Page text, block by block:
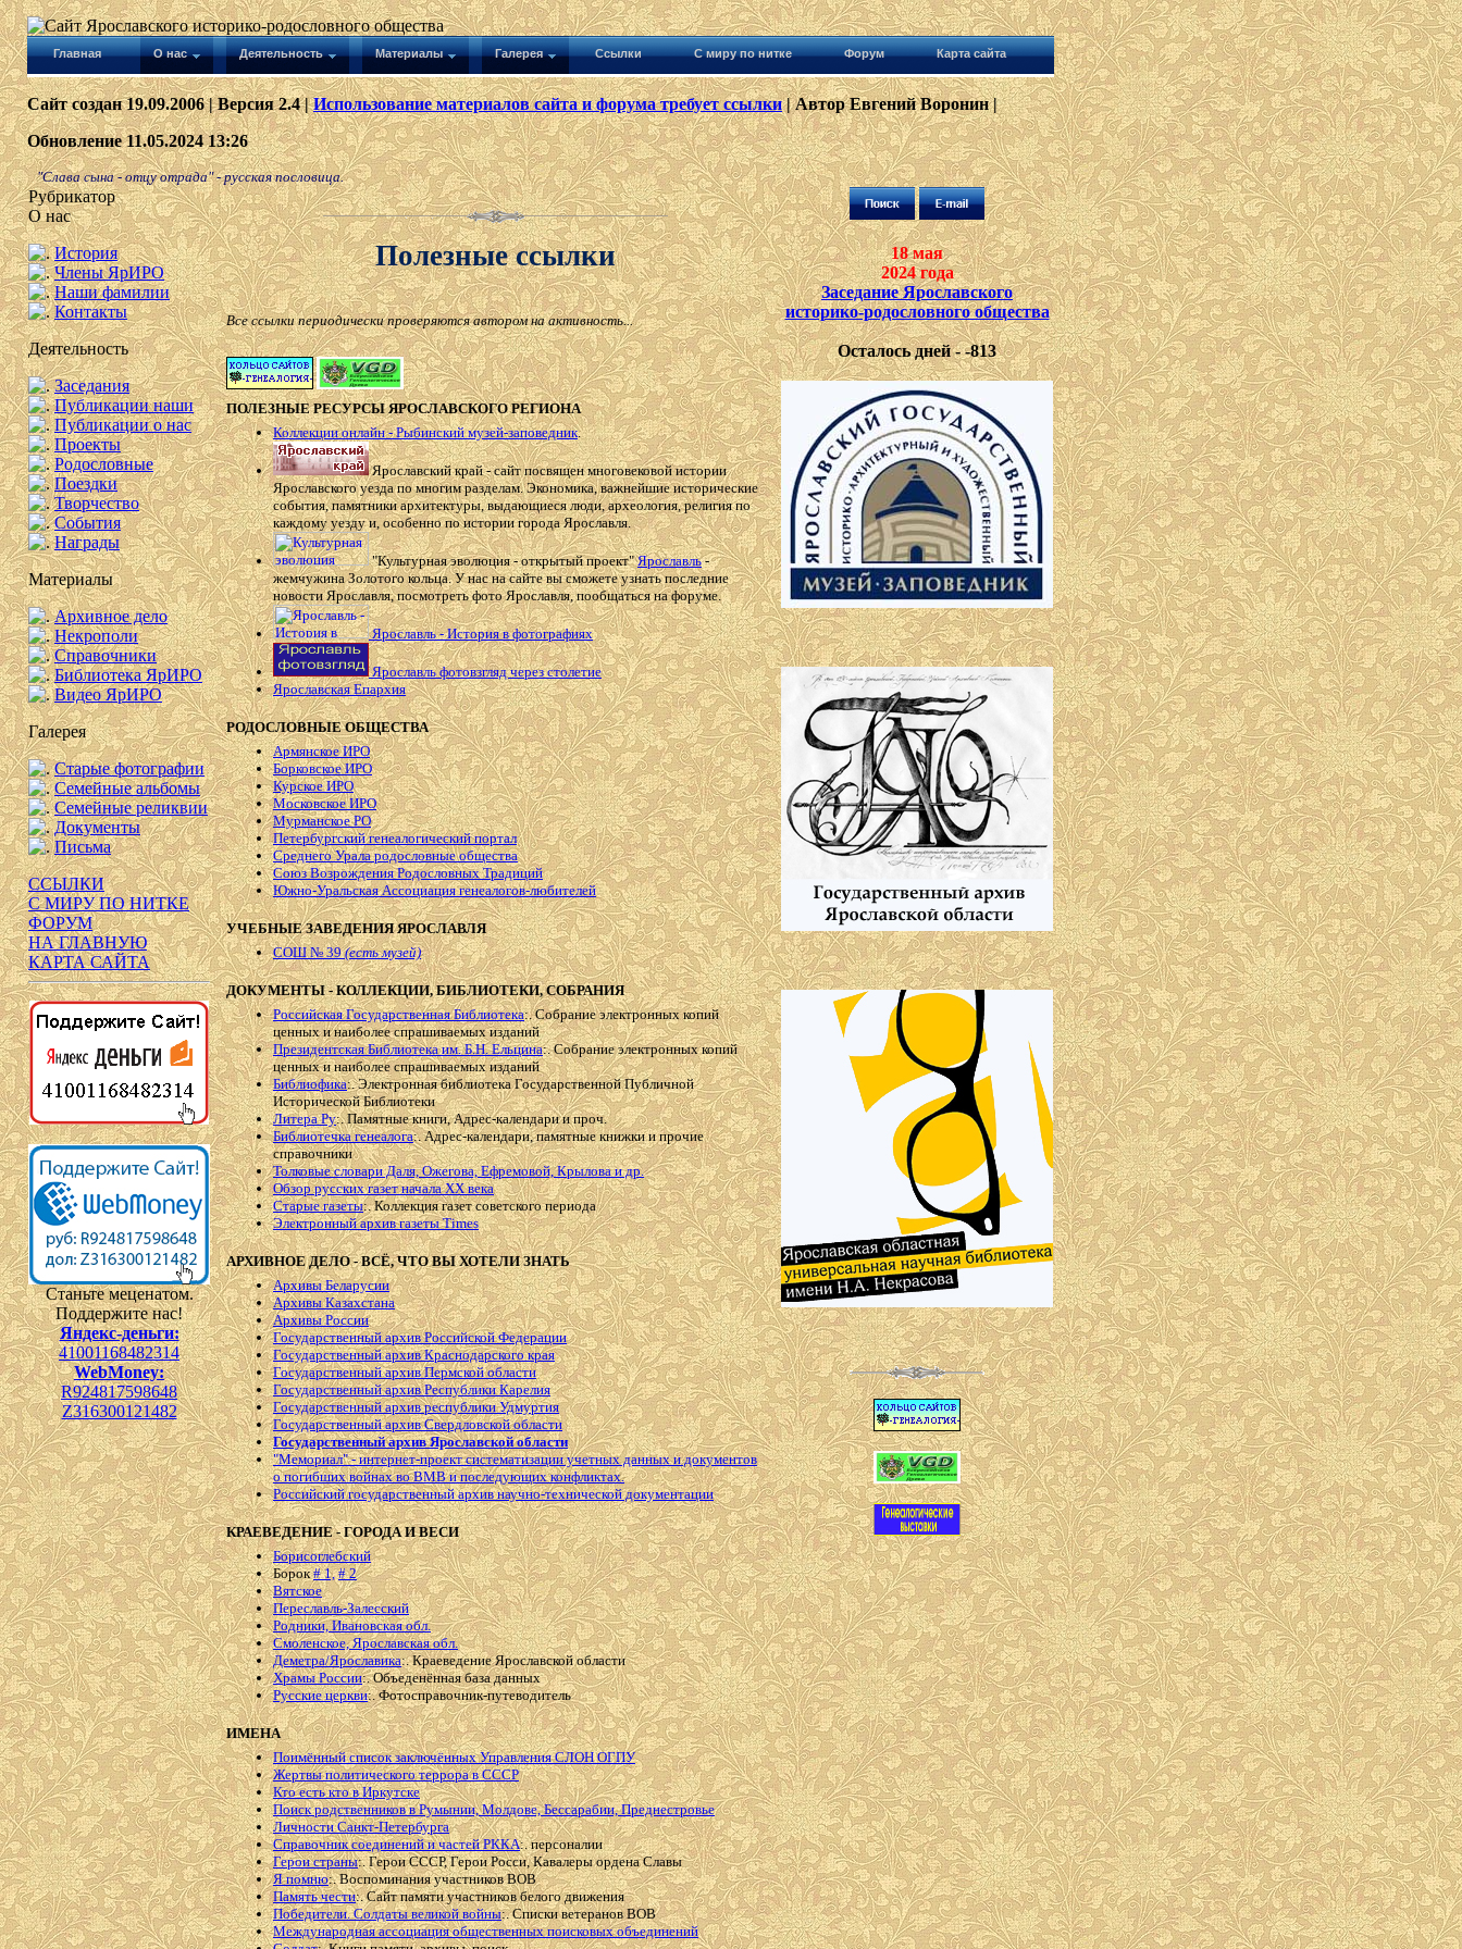
Главная О нас Деятельность Материалы Галерея Ссылки С миру по нитке Форум Карта сайта
Сайт создан 19.09.2006 | Версия 2.4 |Использование материалов сайта и форума требует ссылки| Автор Евгений Воронин |
Обновление 11.05.2024 13:26
"Слава сына - отцу отрада" - русская пословица.
Рубрикатор
О нас
История
Члены ЯрИРО
Наши фамилии
Контакты
Деятельность
Заседания
Публикации наши
Публикации о нас
Проекты
Родословные
Поездки
Творчество
События
Награды
Материалы
Архивное дело
Некрополи
Справочники
Библиотека ЯрИРО
Видео ЯрИРО
Галерея
Старые фотографии
Семейные альбомы
Семейные реликвии
Документы
Письма
ССЫЛКИ
С МИРУ ПО НИТКЕ
ФОРУМ
НА ГЛАВНУЮ
КАРТА САЙТА
Станьте меценатом.
Поддержите нас!
Яндекс-деньги:
41001168482314
WebMoney:
R924817598648
Z316300121482
Полезные ссылки
Все ссылки периодически проверяются автором на активность...
ПОЛЕЗНЫЕ РЕСУРСЫ ЯРОСЛАВСКОГО РЕГИОНА
Коллекции онлайн - Рыбинский музей-заповедник.
Ярославский край - сайт посвящен многовековой истории
Ярославского уезда по многим разделам. Экономика, важнейшие исторические
события, памятники архитектуры, выдающиеся люди, археология, религия по
каждому уезду и, особенно по истории города Ярославля.
"Культурная эволюция - открытый проект"Ярославль-
жемчужина Золотого кольца. У нас на сайте вы сможете узнать последние
новости Ярославля, посмотреть фото Ярославля, пообщаться на форуме.
Ярославль - История в фотографиях
Ярославль фотовзгляд через столетие
Ярославская Епархия
РОДОСЛОВНЫЕ ОБЩЕСТВА
Армянское ИРО
Борковское ИРО
Курское ИРО
Московское ИРО
Мурманское РО
Петербургский генеалогический портал
Среднего Урала родословные общества
Союз Возрождения Родословных Традиций
Южно-Уральская Ассоциация генеалогов-любителей
УЧЕБНЫЕ ЗАВЕДЕНИЯ ЯРОСЛАВЛЯ
СОШ № 39(есть музей)
ДОКУМЕНТЫ - КОЛЛЕКЦИИ, БИБЛИОТЕКИ, СОБРАНИЯ
Российская Государственная Библиотека:. Собрание электронных копий
ценных и наиболее спрашиваемых изданий
Президентская Библиотека им. Б.Н. Ельцина:. Собрание электронных копий
ценных и наиболее спрашиваемых изданий
Библиофика:. Электронная библиотека Государственной Публичной
Исторической Библиотеки
Литера Ру:. Памятные книги, Адрес-календари и проч.
Библиотечка генеалога:. Адрес-календари, памятные книжки и прочие
справочники
Толковые словари Даля, Ожегова, Ефремовой, Крылова и др.
Обзор русских газет начала ХХ века
Старые газеты:. Коллекция газет советского периода
Электронный архив газеты Times
АРХИВНОЕ ДЕЛО - ВСЁ, ЧТО ВЫ ХОТЕЛИ ЗНАТЬ
Архивы Беларусии
Архивы Казахстана
Архивы России
Государственный архив Российской Федерации
Государственный архив Краснодарского края
Государственный архив Пермской области
Государственный архив Республики Карелия
Государственный архив республики Удмуртия
Государственный архив Свердловской области
Государственный архив Ярославской области
"Мемориал" - интернет-проект систематизации учетных данных и документов
о погибших войнах во ВМВ и последующих конфликтах.
Российский государственный архив научно-технической документации
КРАЕВЕДЕНИЕ - ГОРОДА И ВЕСИ
Борисоглебский
Борок# 1, # 2
Вятское
Переславль-Залесский
Родники, Ивановская обл.
Смоленское, Ярославская обл.
Деметра/Ярославика:. Краеведение Ярославской области
Храмы России:. Объеденённая база данных
Русские церкви:. Фотосправочник-путеводитель
ИМЕНА
Поимённый список заключённых Управления СЛОН ОГПУ
Жертвы политического террора в СССР
Кто есть кто в Иркутске
Поиск родственников в Румынии, Молдове, Бессарабии, Преднестровье
Личности Санкт-Петербурга
Справочник соединений и частей РККА:. персоналии
Герои страны:. Герои СССР, Герои Росси, Кавалеры ордена Славы
Я помню:. Воспоминания участников ВОВ
Память чести:. Сайт памяти участников белого движения
Победители. Солдаты великой войны:. Списки ветеранов ВОВ
Международная ассоциация общественных поисковых объединений
18 мая
2024 года
Заседание Ярославского
историко-родословного общества
Осталось дней - -813